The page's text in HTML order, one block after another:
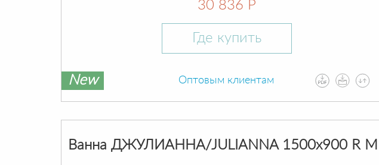
30 836 Р
Где купить
New Оптовым клиентам
Ванна ДЖУЛИАННА/JULIANNA 1500х900 R МГ